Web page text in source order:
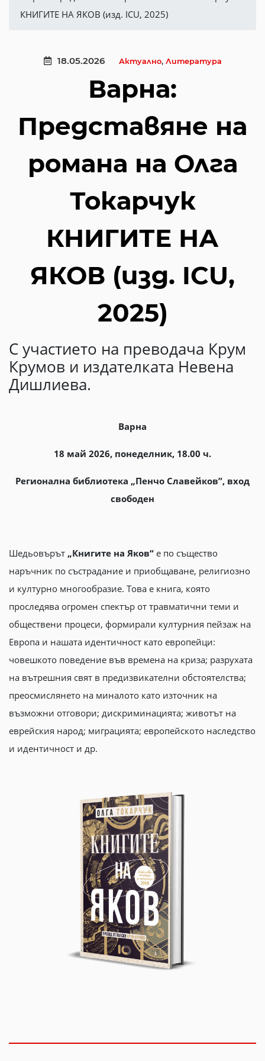
КНИГИТЕ НА ЯКОВ (изд. ICU, 2025)
18.05.2026 Актуално, Литература
Варна:
Представяне на
романа на Олга
Токарчук
КНИГИТЕ НА
ЯКОВ (изд. ICU,
2025)
С участието на преводача Крум
Крумов и издателката Невена
Дишлиева.
Варна
18 май 2026, понеделник, 18.00 ч.
Регионална библиотека „Пенчо Славейков”, вход
свободен
Шедьовърът „Книгите на Яков“ е по същество
наръчник по състрадание и приобщаване, религиозно
и културно многообразие. Това е книга, която
проследява огромен спектър от травматични теми и
обществени процеси, формирали културния пейзаж на
Европа и нашата идентичност като европейци:
човешкото поведение във времена на криза; разрухата
на вътрешния свят в предизвикателни обстоятелства;
преосмислянето на миналото като източник на
възможни отговори; дискриминацията; животът на
еврейския народ; миграцията; европейското наследство
и идентичност и др.